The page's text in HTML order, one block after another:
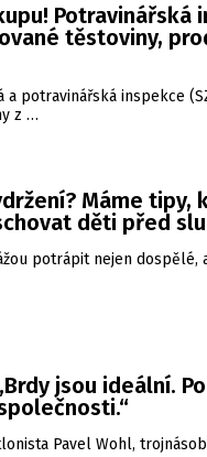
Potravinářská
těstoviny,
a potravinářská inspekce
z …
Máme tipy,
děti před
potrápit nejen dospělé,
jsou ideální.
Pavel Wohl,